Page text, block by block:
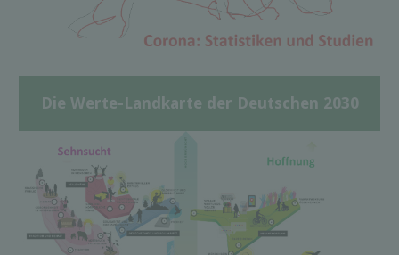
Die Werte-Landkarte der Deutschen 2030